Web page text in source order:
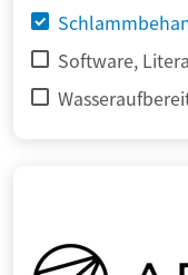
Software,